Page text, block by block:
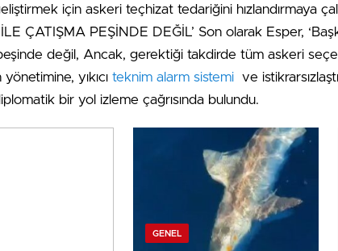
için askeri teçhizat tedariğini hızlandırmaya
İLE ÇATIŞMA PEŞİNDE DEĞİL’ Son olarak Esper,
değil, Ancak, gerektiği takdirde tüm askeri
yıkıcı teknim alarm sistemi ve
bir yol izleme çağrısında bulundu.
GENEL